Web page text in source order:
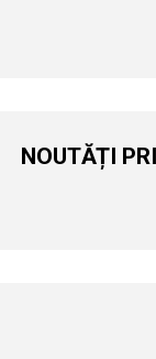
NOUTĂȚI